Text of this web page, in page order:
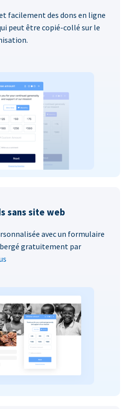
facilement des dons en ligne
peut être copié-collé sur le
sans site web
avec un formulaire
gratuitement par